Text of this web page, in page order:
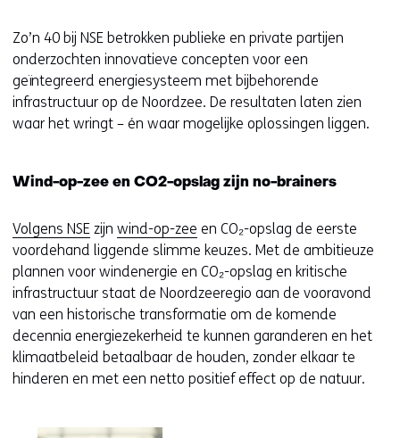
Zo’n 40 bij NSE betrokken publieke en private partijen
onderzochten innovatieve concepten voor een
geïntegreerd energiesysteem met bijbehorende
infrastructuur op de Noordzee. De resultaten laten zien
waar het wringt – én waar mogelijke oplossingen liggen.
Wind-op-zee en CO2-opslag zijn no-brainers
Volgens NSE zijn wind-op-zee en CO₂-opslag de eerste
voordehand liggende slimme keuzes. Met de ambitieuze
plannen voor windenergie en CO₂-opslag en kritische
infrastructuur staat de Noordzeeregio aan de vooravond
van een historische transformatie om de komende
decennia energiezekerheid te kunnen garanderen en het
klimaatbeleid betaalbaar de houden, zonder elkaar te
hinderen en met een netto positief effect op de natuur.